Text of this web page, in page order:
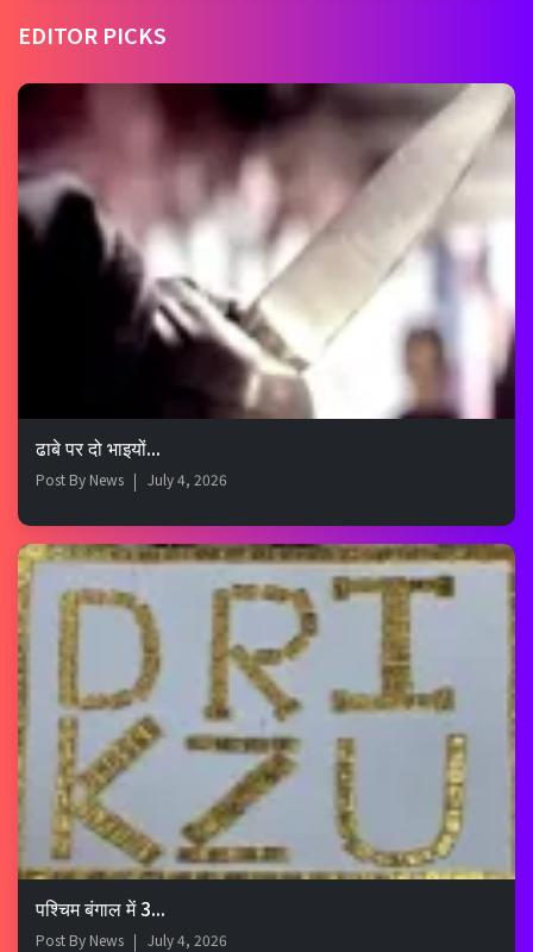
EDITOR PICKS
ढाबे पर दो भाइयों...
Post By News July 4, 2026
पश्चिम बंगाल में 3...
Post By News July 4, 2026